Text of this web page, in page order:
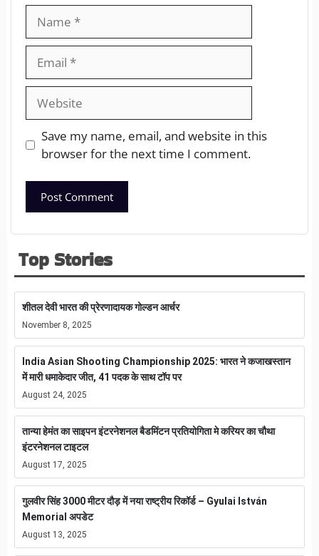
Save my name, email, and website in this
browser for the next time I comment.
Top Stories
शीतल देवी भारत की प्रेरणादायक गोल्डन आर्चर
November 8, 2025
India Asian Shooting Championship 2025: भारत ने कजाखस्तान
में मारी धमाकेदार जीत, 41 पदक के साथ टॉप पर
August 24, 2025
तान्या हेमंत का साइपन इंटरनेशनल बैडमिंटन प्रतियोगिता मे करियर का चौथा
इंटरनेशनल टाइटल
August 17, 2025
गुलवीर सिंह 3000 मीटर दौड़ में नया राष्ट्रीय रिकॉर्ड – Gyulai István
Memorial अपडेट
August 13, 2025